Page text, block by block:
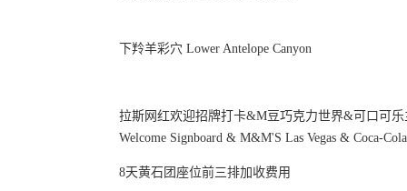
下羚羊彩穴 Lower Antelope Canyon
拉斯网红欢迎招牌打卡&M豆巧克力世界&可口可乐
Welcome Signboard & M&M'S Las Vegas & Coca-
8天黄石团座位前三排加收费用